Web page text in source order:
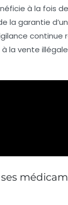
à la fois
la garantie d’un
continue
la vente